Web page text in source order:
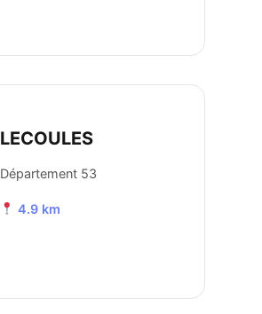
LECOULES
Département 53
4.9 km